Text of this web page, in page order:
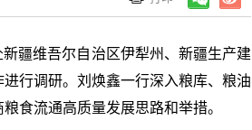
疆维吾尔自治区伊犁州、新疆生产建
行调研。刘焕鑫一行深入粮库、粮油
食流通高质量发展思路和举措。